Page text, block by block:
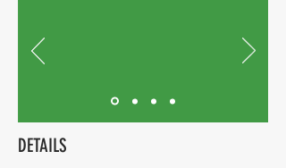
DETAILS